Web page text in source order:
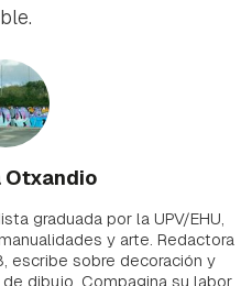
Otxandio
graduada por la UPV/EHU,
y arte. Redactora
escribe sobre decoración y
dibujo. Compagina su labor